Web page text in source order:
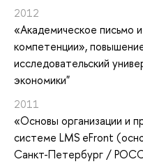
2012
«Академическое письмо
компетенции»,
исследовательский
экономики"
2011
«Основы организации и
системе LMS eFront
Санкт-Петербург /